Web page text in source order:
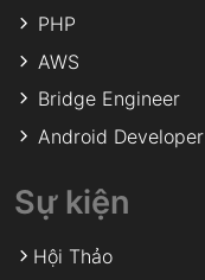
PHP
AWS
Bridge Engineer
Android Developer
Sự kiện
Hội Thảo